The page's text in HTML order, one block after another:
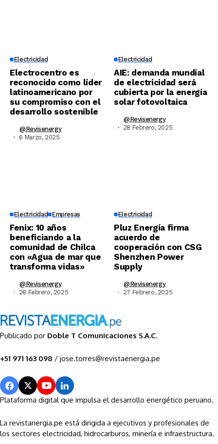
Electricidad
Electrocentro es
reconocido como líder
latinoamericano por
su compromiso con el
desarrollo sostenible
@revisenergy
6 Marzo, 2025
Electricidad
AIE: demanda mundial
de electricidad será
cubierta por la energía
solar fotovoltaica
@revisenergy
28 Febrero, 2025
Electricidad Empresas
Fenix: 10 años
beneficiando a la
comunidad de Chilca
con «Agua de mar que
transforma vidas»
@revisenergy
28 Febrero, 2025
Electricidad
Pluz Energía firma
acuerdo de
cooperación con CSG
Shenzhen Power
Supply
@revisenergy
27 Febrero, 2025
Publicado por Doble T Comunicaciones S.A.C.
+51 971 163 098 / jose.torres@revistaenergia.pe
Plataforma digital que impulsa el desarrollo energético peruano.
La revistanergia.pe está dirigida a ejecutivos y profesionales de
los sectores electricidad, hidrocarburos, minería e infraestructura.